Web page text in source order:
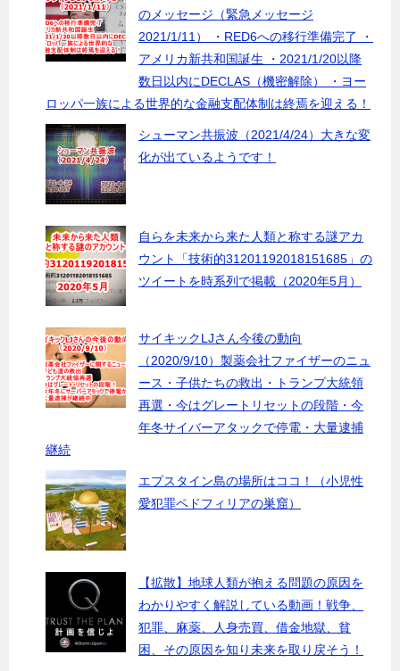
のメッセージ（緊急メッセージ
2021/1/11） ・RED6への移行準備完了 ・
アメリカ新共和国誕生 ・2021/1/20以降
数日以内にDECLAS（機密解除） ・ヨー
ロッパ一族による世界的な金融支配体制は終焉を迎える！
シューマン共振波（2021/4/24）大きな変
化が出ているようです！
自らを未来から来た人類と称する謎アカ
ウント「技術的31201192018151685」の
ツイートを時系列で掲載（2020年5月）
サイキックLJさん今後の動向
（2020/9/10）製薬会社ファイザーのニュ
ース・子供たちの救出・トランプ大統領
再選・今はグレートリセットの段階・今
年冬サイバーアタックで停電・大量逮捕
継続
エプスタイン島の場所はココ！（小児性
愛犯罪ペドフィリアの巣窟）
【拡散】地球人類が抱える問題の原因を
わかりやすく解説している動画！戦争、
犯罪、麻薬、人身売買、借金地獄、貧
困、その原因を知り未来を取り戻そう！